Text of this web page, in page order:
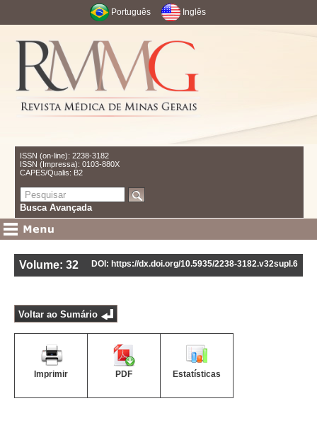
Português Inglês
ISSN (on-line): 2238-3182
ISSN (Impressa): 0103-880X
CAPES/Qualis: B2
Busca Avançada
Volume: 32 DOI: https://dx.doi.org/10.5935/2238-3182.v32supl.6
Voltar ao Sumário
Imprimir PDF Estatísticas